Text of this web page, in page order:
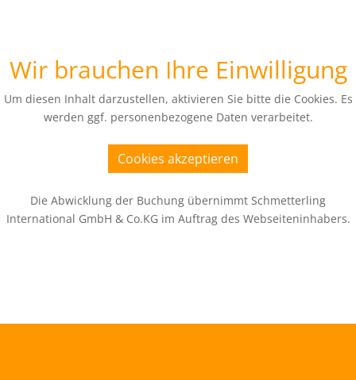
Wir brauchen Ihre Einwilligung
Um diesen Inhalt darzustellen, aktivieren Sie bitte die Cookies. Es
werden ggf. personenbezogene Daten verarbeitet.
Cookies akzeptieren
Die Abwicklung der Buchung übernimmt Schmetterling
International GmbH & Co.KG im Auftrag des Webseiteninhabers.